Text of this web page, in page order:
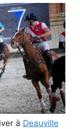
à Deauville